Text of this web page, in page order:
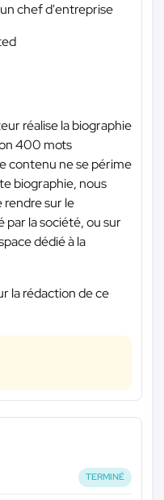
chef d'entreprise
réalise la biographie
400 mots
contenu ne se périme
biographie, nous
rendre sur le
la société, ou sur
dédié à la
la rédaction de ce
TERMINÉ